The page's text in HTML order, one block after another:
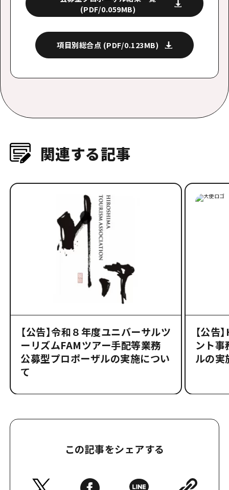
(PDF/0.059MB)
項目別総合点 (PDF/0.123MB)
関連する記事
【公告】令和８年度ユニバーサルツ
ーリズムFAMツアー手配等業務
公募型プロポーザルの実施につい
て
【公告
ント事
ルの実
この記事をシェアする